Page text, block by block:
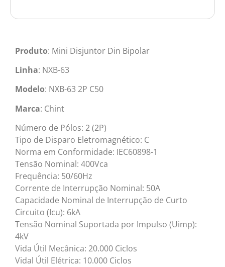
Produto: Mini Disjuntor Din Bipolar
Linha: NXB-63
Modelo: NXB-63 2P C50
Marca: Chint
Número de Pólos: 2 (2P)
Tipo de Disparo Eletromagnético: C
Norma em Conformidade: IEC60898-1
Tensão Nominal: 400Vca
Frequência: 50/60Hz
Corrente de Interrupção Nominal: 50A
Capacidade Nominal de Interrupção de Curto
Circuito (Icu): 6kA
Tensão Nominal Suportada por Impulso (Uimp):
4kV
Vida Útil Mecânica: 20.000 Ciclos
Vidal Útil Elétrica: 10.000 Ciclos